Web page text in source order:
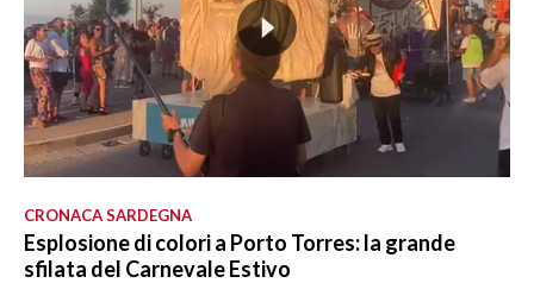
CRONACA SARDEGNA
Esplosione di colori a Porto Torres: la grande
sfilata del Carnevale Estivo